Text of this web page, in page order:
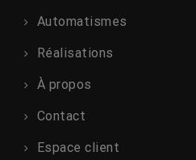
Automatismes
Réalisations
À propos
Contact
Espace client